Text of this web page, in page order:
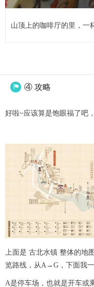
山顶上的咖啡厅的里，一
 ④ 攻略
好啦~应该算是饱眼福了吧
上面是 古北水镇 整体的地
览路线，从A→G，下面我一
A是停车场，也就是开车或